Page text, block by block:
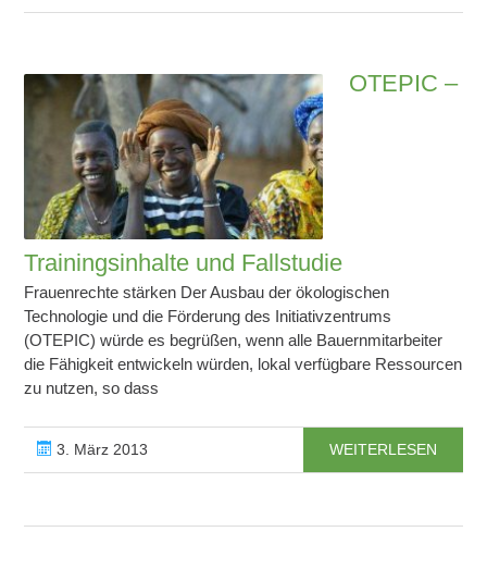
OTEPIC –
Trainingsinhalte und Fallstudie
Frauenrechte stärken Der Ausbau der ökologischen
Technologie und die Förderung des Initiativzentrums
(OTEPIC) würde es begrüßen, wenn alle Bauernmitarbeiter
die Fähigkeit entwickeln würden, lokal verfügbare Ressourcen
zu nutzen, so dass
3. März 2013 WEITERLESEN